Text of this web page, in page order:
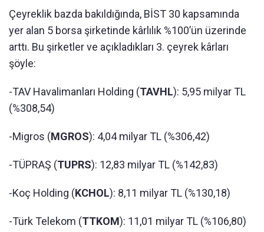
Çeyreklik bazda bakıldığında, BİST 30 kapsamında
yer alan 5 borsa şirketinde kârlılık %100’ün üzerinde
arttı. Bu şirketler ve açıkladıkları 3. çeyrek kârları
şöyle:
-TAV Havalimanları Holding (TAVHL): 5,95 milyar TL
(%308,54)
-Migros (MGROS): 4,04 milyar TL (%306,42)
-TÜPRAŞ (TUPRS): 12,83 milyar TL (%142,83)
-Koç Holding (KCHOL): 8,11 milyar TL (%130,18)
-Türk Telekom (TTKOM): 11,01 milyar TL (%106,80)